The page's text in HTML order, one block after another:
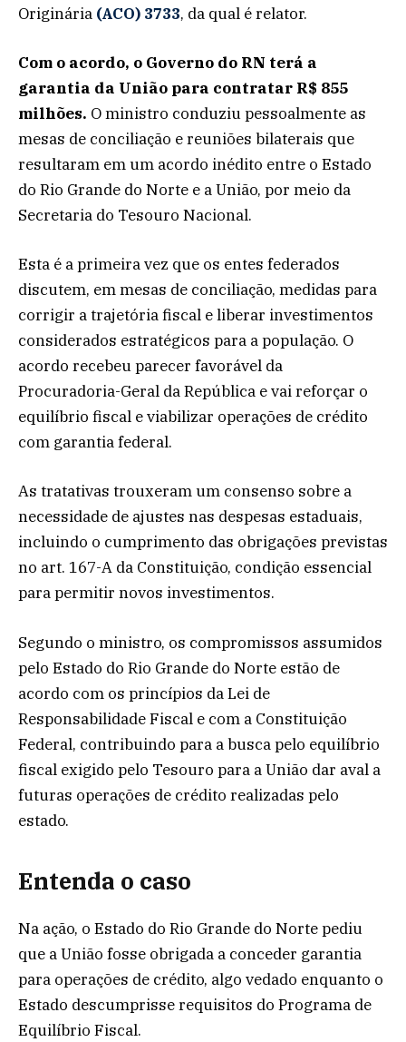
Originária (ACO) 3733, da qual é relator.
Com o acordo, o Governo do RN terá a
garantia da União para contratar R$ 855
milhões. O ministro conduziu pessoalmente as
mesas de conciliação e reuniões bilaterais que
resultaram em um acordo inédito entre o Estado
do Rio Grande do Norte e a União, por meio da
Secretaria do Tesouro Nacional.
Esta é a primeira vez que os entes federados
discutem, em mesas de conciliação, medidas para
corrigir a trajetória fiscal e liberar investimentos
considerados estratégicos para a população. O
acordo recebeu parecer favorável da
Procuradoria-Geral da República e vai reforçar o
equilíbrio fiscal e viabilizar operações de crédito
com garantia federal.
As tratativas trouxeram um consenso sobre a
necessidade de ajustes nas despesas estaduais,
incluindo o cumprimento das obrigações previstas
no art. 167-A da Constituição, condição essencial
para permitir novos investimentos.
Segundo o ministro, os compromissos assumidos
pelo Estado do Rio Grande do Norte estão de
acordo com os princípios da Lei de
Responsabilidade Fiscal e com a Constituição
Federal, contribuindo para a busca pelo equilíbrio
fiscal exigido pelo Tesouro para a União dar aval a
futuras operações de crédito realizadas pelo
estado.
Entenda o caso
Na ação, o Estado do Rio Grande do Norte pediu
que a União fosse obrigada a conceder garantia
para operações de crédito, algo vedado enquanto o
Estado descumprisse requisitos do Programa de
Equilíbrio Fiscal.